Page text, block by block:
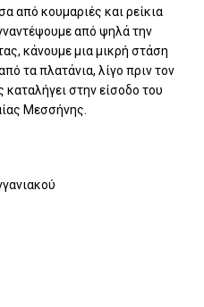
από κουμαριές και ρείκια
από ψηλά την
κάνουμε μια μικρή στάση
τα πλατάνια, λίγο πριν τον
στην είσοδο του
Μεσσήνης.